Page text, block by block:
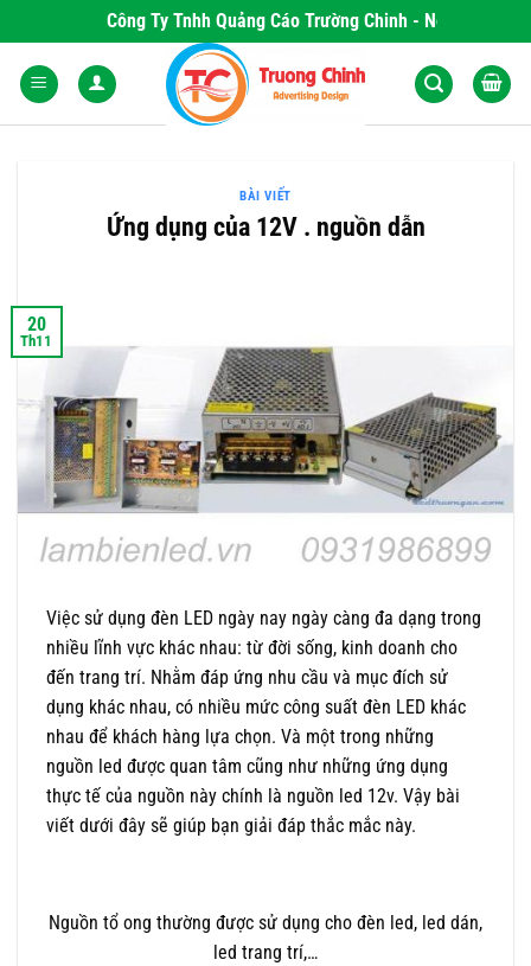
to
content
Công Ty Tnhh Quảng Cáo Trường Chinh - Nơi Khơi
BÀI VIẾT
Ứng dụng của 12V . nguồn dẫn
20
Th11
Việc sử dụng đèn LED ngày nay ngày càng đa dạng trong
nhiều lĩnh vực khác nhau: từ đời sống, kinh doanh cho
đến trang trí. Nhằm đáp ứng nhu cầu và mục đích sử
dụng khác nhau, có nhiều mức công suất đèn LED khác
nhau để khách hàng lựa chọn. Và một trong những
nguồn led được quan tâm cũng như những ứng dụng
thực tế của nguồn này chính là nguồn led 12v. Vậy bài
viết dưới đây sẽ giúp bạn giải đáp thắc mắc này.
Nguồn tổ ong thường được sử dụng cho đèn led, led dán,
led trang trí,…